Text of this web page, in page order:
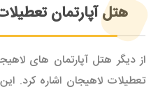
هتل آپارتمان
از دیگر هتل آپارتمان های
تعطیلات لاهیجان اشاره کرد.